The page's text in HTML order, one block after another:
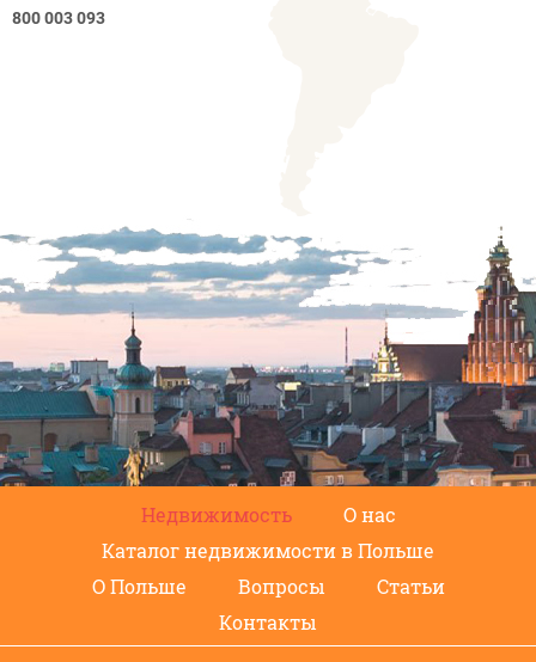
800 003 093
Недвижимость
О нас
Каталог недвижимости в Польше
О Польше
Вопросы
Статьи
Контакты